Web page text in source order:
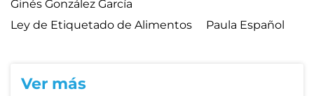
Ginés González García
Ley de Etiquetado de Alimentos
Paula Español
Ver más